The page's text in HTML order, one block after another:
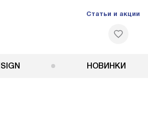
Статьи и акции
НОВИНКИ